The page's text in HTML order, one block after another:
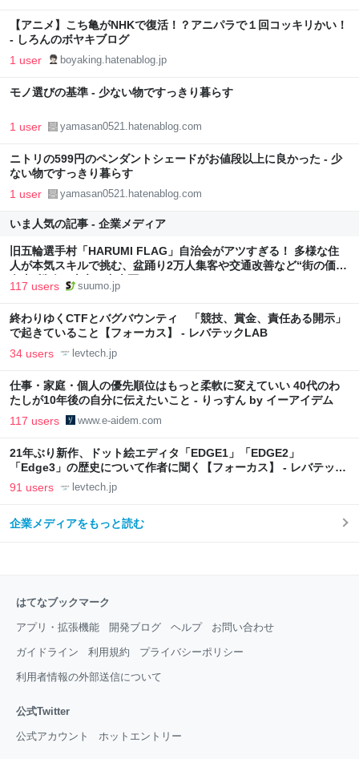
【アニメ】こち亀がNHKで復活！？アニパラで１回コッキリかい！
- しろんのボヤキブログ
1 user boyaking.hatenablog.jp
モノ選びの基準 - 少ない物ですっきり暮らす
1 user yamasan0521.hatenablog.com
ニトリの599円のペンダントシェードがお値段以上に良かった - 少
ない物ですっきり暮らす
1 user yamasan0521.hatenablog.com
いま人気の記事 - 企業メディア
旧五輪選手村「HARUMI FLAG」自治会がアツすぎる！ 多様な住
人が本気スキルで挑む、盆踊り2万人集客や交通改善など“街の価値
向上”戦略 東京・中央区
117 users suumo.jp
終わりゆくCTFとバグバウンティ 「競技、賞金、責任ある開示」
で起きていること【フォーカス】 - レバテックLAB
34 users levtech.jp
仕事・家庭・個人の優先順位はもっと柔軟に変えていい 40代のわ
たしが10年後の自分に伝えたいこと - りっすん by イーアイデム
117 users www.e-aidem.com
21年ぶり新作、ドット絵エディタ「EDGE1」「EDGE2」
「Edge3」の歴史について作者に聞く【フォーカス】 - レバテック
LAB
91 users levtech.jp
企業メディアをもっと読む
はてなブックマーク
アプリ・拡張機能 開発ブログ ヘルプ お問い合わせ
ガイドライン 利用規約 プライバシーポリシー
利用者情報の外部送信について
公式Twitter
公式アカウント ホットエントリー